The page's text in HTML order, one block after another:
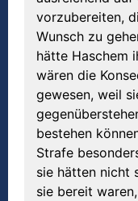
vorzubereiten,
Wunsch zu
hätte Haschem
wären die
gewesen, weil
bestehen
Strafe
sie hätten nicht
sie bereit